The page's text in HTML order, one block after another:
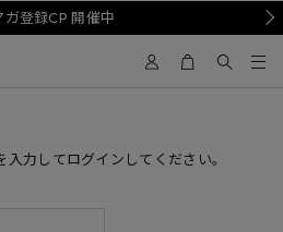
ガ登録CP 開催中
力してログインしてください。